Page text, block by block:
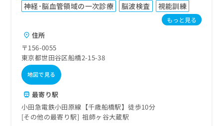
神経･脳血管領域の一次診療
脳波検査 視能訓練
もっと見る
住所
〒156-0055
東京都世田谷区船橋2-15-38
地図で見る
最寄り駅
小田急電鉄小田原線【千歳船橋駅】徒歩10分
その他の最寄り駅
祖師ヶ谷大蔵駅